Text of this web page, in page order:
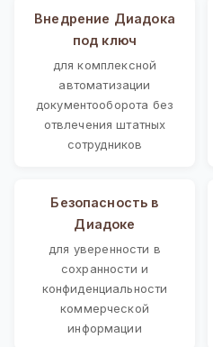
Внедрение Диадока
под ключ
для комплексной
автоматизации
документооборота без
отвлечения штатных
сотрудников
Безопасность в
Диадоке
для уверенности в
сохранности и
конфиденциальности
коммерческой
информации